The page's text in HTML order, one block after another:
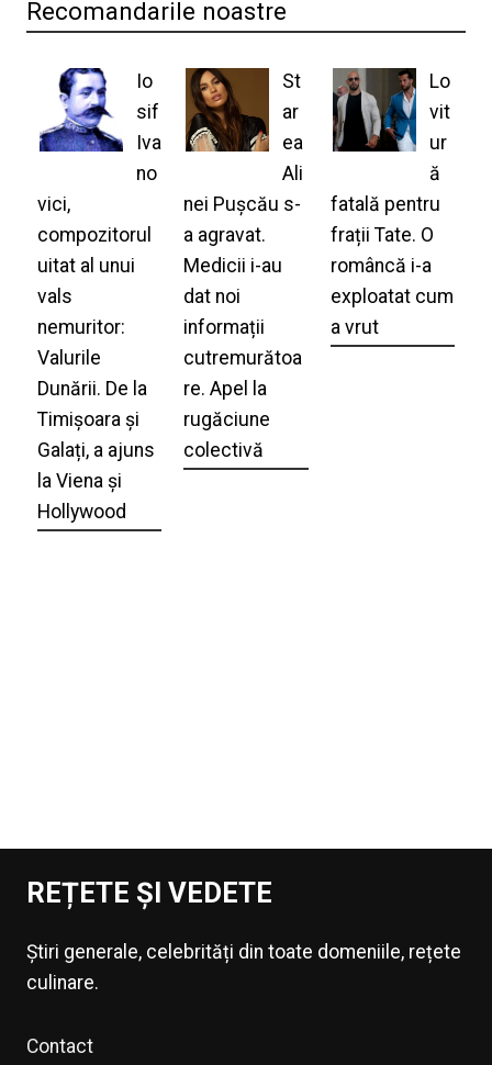
Recomandarile noastre
Io
sif
Iva
no
vici,
compozitorul
uitat al unui
vals
nemuritor:
Valurile
Dunării. De la
Timișoara și
Galați, a ajuns
la Viena și
Hollywood
St
ar
ea
Ali
nei Pușcău s-
a agravat.
Medicii i-au
dat noi
informații
cutremurătoa
re. Apel la
rugăciune
colectivă
Lo
vit
ur
ă
fatală pentru
frații Tate. O
româncă i-a
exploatat cum
a vrut
REȚETE ȘI VEDETE
Știri generale, celebrități din toate domeniile, rețete
culinare.
Contact